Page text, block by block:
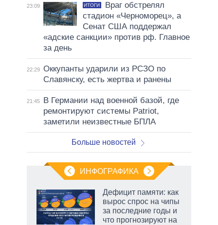
23:09 ИТОГИ
Враг обстрелял
стадион «Черноморец», а
Сенат США поддержал
«адские санкции» против рф. Главное
за день
22:29 Оккупанты ударили из РСЗО по
Славянску, есть жертва и ранены
21:45
В Германии над военной базой, где
ремонтируют системы Patriot,
заметили неизвестные БПЛА
Больше новостей
ИНФОГРАФИКА
Дефицит памяти: как
вырос спрос на чипы
за последние годы и
что прогнозируют на